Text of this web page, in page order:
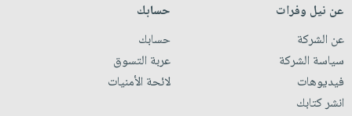
عن نيل وفرات
عن الشركة
سياسة الشركة
فيديوهات
انشر كتابك
حسابك
حسابك
عربة التسوق
لائحة الأمنيات